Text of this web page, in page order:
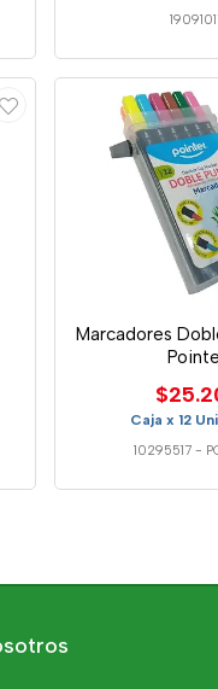
Marcadores
Caja x 12
10295517 -